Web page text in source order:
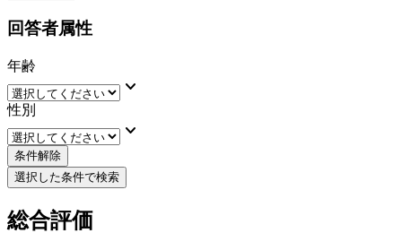
回答者属性
年齢
keyboard_arrow_down
性別
keyboard_arrow_down
条件解除
選択した条件で検索
総合評価